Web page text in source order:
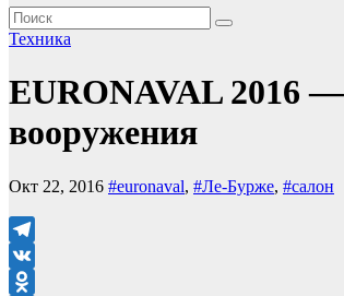
Техника
EURONAVAL 2016
вооружения
Окт 22, 2016 #euronaval, #Ле-Бурже, #салон
Telegram
VK